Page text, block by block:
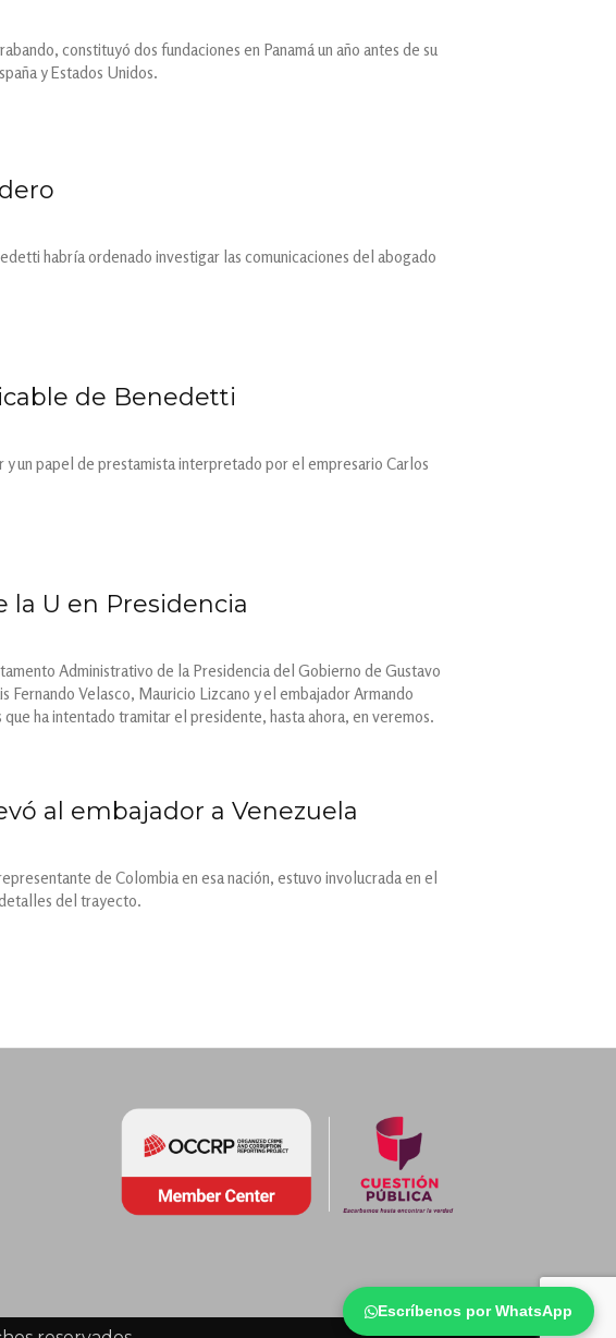
Escríbenos por WhatsApp
constituyó dos fundaciones en Panamá un año antes de su
y Estados Unidos.
habría ordenado investigar las comunicaciones del abogado
de Benedetti
un papel de prestamista interpretado por el empresario Carlos
la U en Presidencia
Administrativo de la Presidencia del Gobierno de Gustavo
Fernando Velasco, Mauricio Lizcano y el embajador Armando
ha intentado tramitar el presidente, hasta ahora, en veremos.
al embajador a Venezuela
de Colombia en esa nación, estuvo involucrada en el
del trayecto.